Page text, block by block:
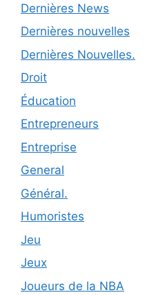
Dernières News
Dernières nouvelles
Dernières Nouvelles.
Droit
Éducation
Entrepreneurs
Entreprise
General
Général.
Humoristes
Jeu
Jeux
Joueurs de la NBA